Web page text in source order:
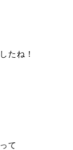
たね！
て